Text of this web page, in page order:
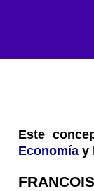
Este
Economía y